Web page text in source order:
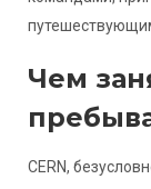
Чем
CERN,